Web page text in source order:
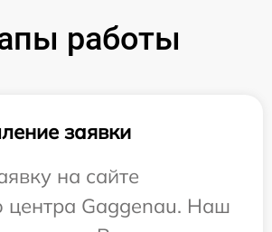
работы
заявки
на сайте
центра Gaggenau. Наш